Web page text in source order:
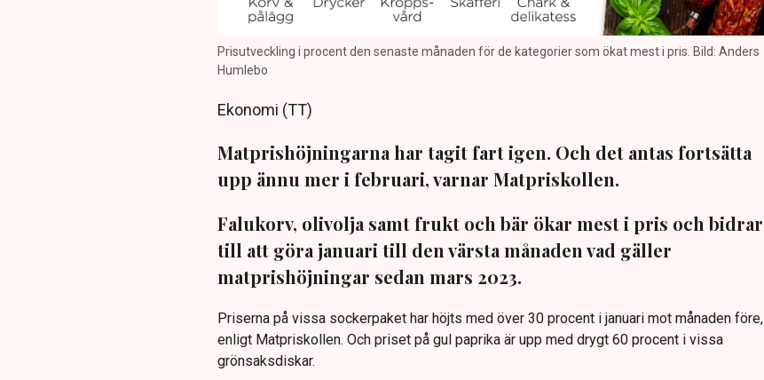
Prisutveckling i procent den senaste månaden för de kategorier som ökat mest i pris. Bild: Anders
Humlebo
Ekonomi (TT)
Matprishöjningarna har tagit fart igen. Och det antas fortsätta
upp ännu mer i februari, varnar Matpriskollen.
Falukorv, olivolja samt frukt och bär ökar mest i pris och bidrar
till att göra januari till den värsta månaden vad gäller
matprishöjningar sedan mars 2023.
Priserna på vissa sockerpaket har höjts med över 30 procent i januari mot månaden före,
enligt Matpriskollen. Och priset på gul paprika är upp med drygt 60 procent i vissa
grönsaksdiskar.